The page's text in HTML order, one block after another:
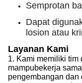
Semprotan
Dapat
losion atau
Layanan Kami
1. Kami memiliki tim
mampubekerja
pengembangan dan